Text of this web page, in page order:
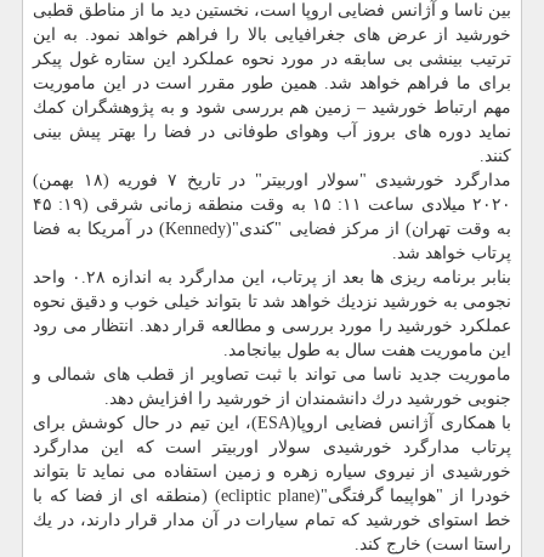
بین ناسا و آژانس فضایی اروپا است، نخستین دید ما از مناطق قطبی
خورشید از عرض های جغرافیایی بالا را فراهم خواهد نمود.
به این
ترتیب بینشی بی سابقه در مورد نحوه عملكرد این ستاره غول پیكر
برای ما فراهم خواهد شد. همین طور مقرر است در این ماموریت
مهم ارتباط خورشید – زمین هم بررسی شود و به پژوهشگران كمك
نماید دوره های بروز آب وهوای طوفانی در فضا را بهتر پیش بینی
كنند.
مدارگرد خورشیدی "سولار اوربیتر" در تاریخ ۷ فوریه (۱۸ بهمن)
۲۰۲۰ میلادی ساعت ۱۱: ۱۵ به وقت منطقه زمانی شرقی (۱۹: ۴۵
به وقت تهران) از مركز فضایی "كندی"(Kennedy) در آمریكا به فضا
پرتاب خواهد شد.
بنابر برنامه ریزی ها بعد از پرتاب، این مدارگرد به اندازه ۰.۲۸ واحد
نجومی به خورشید نزدیك خواهد شد تا بتواند خیلی خوب و دقیق نحوه
عملكرد خورشید را مورد بررسی و مطالعه قرار دهد. انتظار می رود
این ماموریت هفت سال به طول بیانجامد.
ماموریت جدید ناسا می تواند با ثبت تصاویر از قطب های شمالی و
جنوبی خورشید درك دانشمندان از خورشید را افزایش دهد.
با همكاری آژانس فضایی اروپا(ESA)، این تیم در حال كوشش برای
پرتاب مدارگرد خورشیدی سولار اوربیتر است كه این مدارگرد
خورشیدی از نیروی سیاره زهره و زمین استفاده می نماید تا بتواند
خودرا از "هواپیما گرفتگی"(ecliptic plane) (منطقه ای از فضا كه با
خط استوای خورشید كه تمام سیارات در آن مدار قرار دارند، در یك
راستا است) خارج كند.